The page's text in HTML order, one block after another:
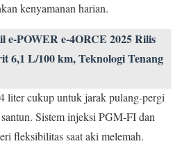
kenyamanan harian.
e-POWER e-4ORCE 2025 Rilis
6,1 L/100 km, Teknologi Tenang
liter cukup untuk jarak pulang-pergi
Sistem injeksi PGM-FI dan
fleksibilitas saat aki melemah.